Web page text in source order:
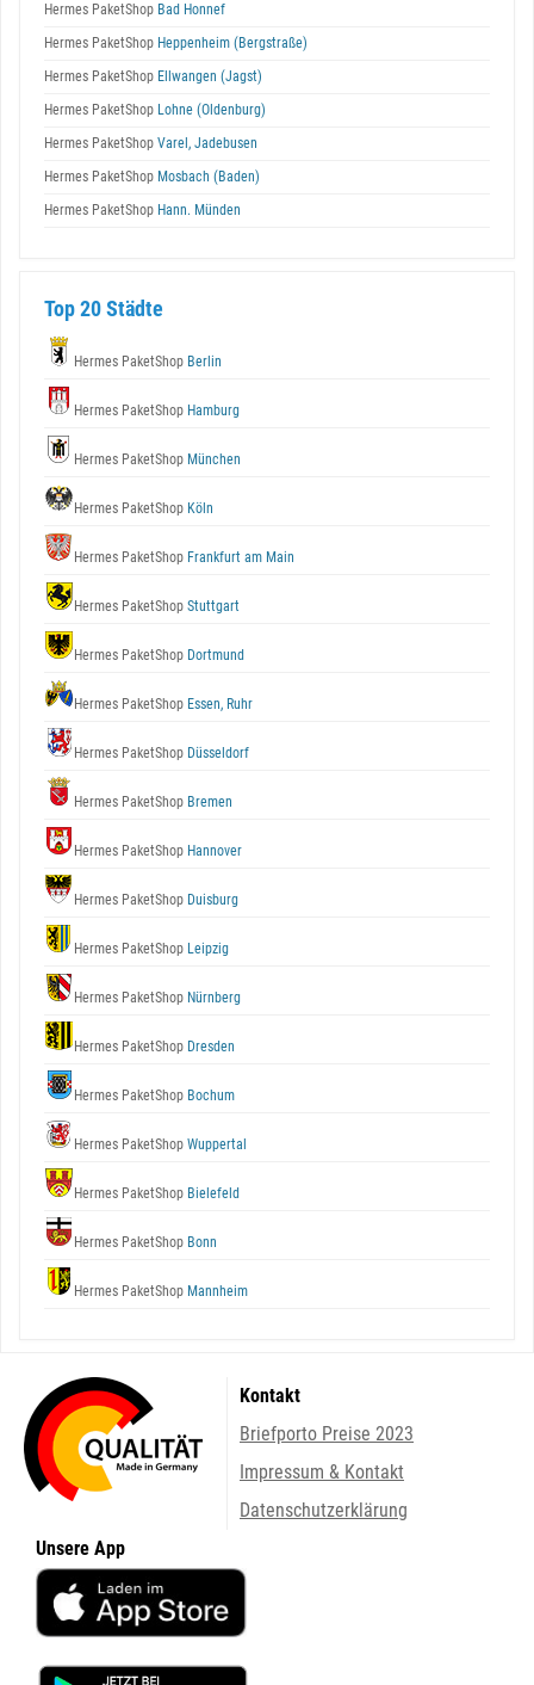
Hermes PaketShop Bad Honnef
Hermes PaketShop Heppenheim (Bergstraße)
Hermes PaketShop Ellwangen (Jagst)
Hermes PaketShop Lohne (Oldenburg)
Hermes PaketShop Varel, Jadebusen
Hermes PaketShop Mosbach (Baden)
Hermes PaketShop Hann. Münden
Top 20 Städte
Hermes PaketShop Berlin
Hermes PaketShop Hamburg
Hermes PaketShop München
Hermes PaketShop Köln
Hermes PaketShop Frankfurt am Main
Hermes PaketShop Stuttgart
Hermes PaketShop Dortmund
Hermes PaketShop Essen, Ruhr
Hermes PaketShop Düsseldorf
Hermes PaketShop Bremen
Hermes PaketShop Hannover
Hermes PaketShop Duisburg
Hermes PaketShop Leipzig
Hermes PaketShop Nürnberg
Hermes PaketShop Dresden
Hermes PaketShop Bochum
Hermes PaketShop Wuppertal
Hermes PaketShop Bielefeld
Hermes PaketShop Bonn
Hermes PaketShop Mannheim
Kontakt
Briefporto Preise 2023
Impressum & Kontakt
Datenschutzerklärung
Unsere App